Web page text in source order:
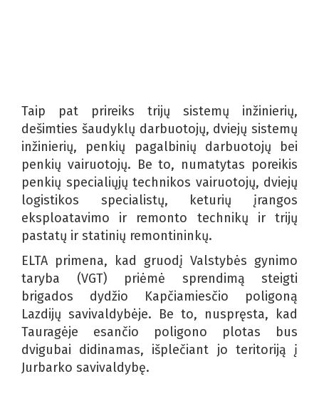
Taip pat prireiks trijų sistemų inžinierių,
dešimties šaudyklų darbuotojų, dviejų sistemų
inžinierių, penkių pagalbinių darbuotojų bei
penkių vairuotojų. Be to, numatytas poreikis
penkių specialiųjų technikos vairuotojų, dviejų
logistikos specialistų, keturių įrangos
eksploatavimo ir remonto technikų ir trijų
pastatų ir statinių remontininkų.
ELTA primena, kad gruodį Valstybės gynimo
taryba (VGT) priėmė sprendimą steigti
brigados dydžio Kapčiamiesčio poligoną
Lazdijų savivaldybėje. Be to, nuspręsta, kad
Tauragėje esančio poligono plotas bus
dvigubai didinamas, išplečiant jo teritoriją į
Jurbarko savivaldybę.